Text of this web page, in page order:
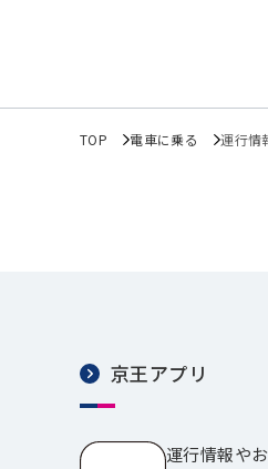
TOP 電車に乗る 運行情
京王アプリ
運行情報や